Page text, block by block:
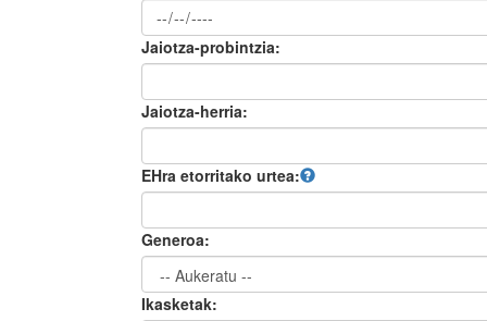
Jaiotza-probintzia:
Jaiotza-herria:
EHra etorritako urtea:
Generoa:
Ikasketak: